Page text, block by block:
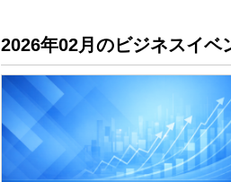
2026年02月のビジネスイベ